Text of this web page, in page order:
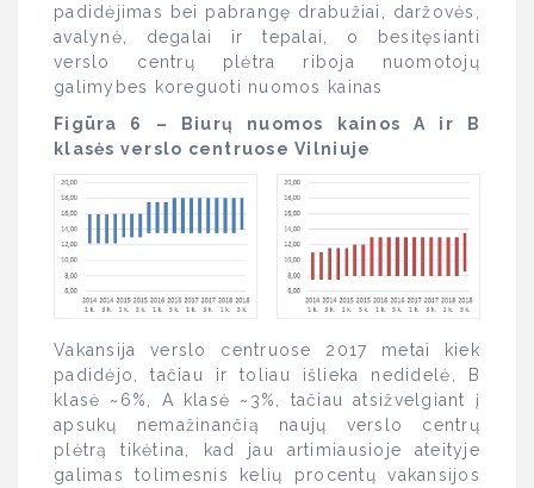
padidėjimas bei pabrangę drabužiai, daržovės,
avalynė, degalai ir tepalai, o besitęsianti
verslo centrų plėtra riboja nuomotojų
galimybes koreguoti nuomos kainas
Figūra 6 – Biurų nuomos kainos A ir B
klasės verslo centruose Vilniuje
Vakansija verslo centruose 2017 metai kiek
padidėjo, tačiau ir toliau išlieka nedidelė, B
klasė ~6%, A klasė ~3%, tačiau atsižvelgiant į
apsukų nemažinančią naujų verslo centrų
plėtrą tikėtina, kad jau artimiausioje ateityje
galimas tolimesnis kelių procentų vakansijos